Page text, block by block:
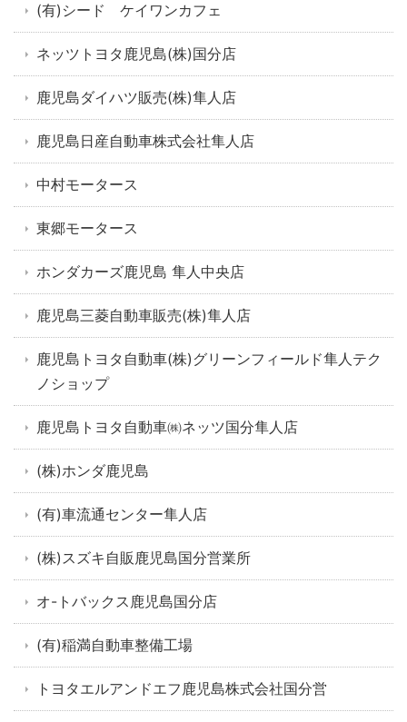
(有)シード ケイワンカフェ
ネッツトヨタ鹿児島(株)国分店
鹿児島ダイハツ販売(株)隼人店
鹿児島日産自動車株式会社隼人店
中村モータース
東郷モータース
ホンダカーズ鹿児島 隼人中央店
鹿児島三菱自動車販売(株)隼人店
鹿児島トヨタ自動車(株)グリーンフィールド隼人テク
ノショップ
鹿児島トヨタ自動車㈱ネッツ国分隼人店
(株)ホンダ鹿児島
(有)車流通センター隼人店
(株)スズキ自販鹿児島国分営業所
オ-トバックス鹿児島国分店
(有)稲満自動車整備工場
トヨタエルアンドエフ鹿児島株式会社国分営